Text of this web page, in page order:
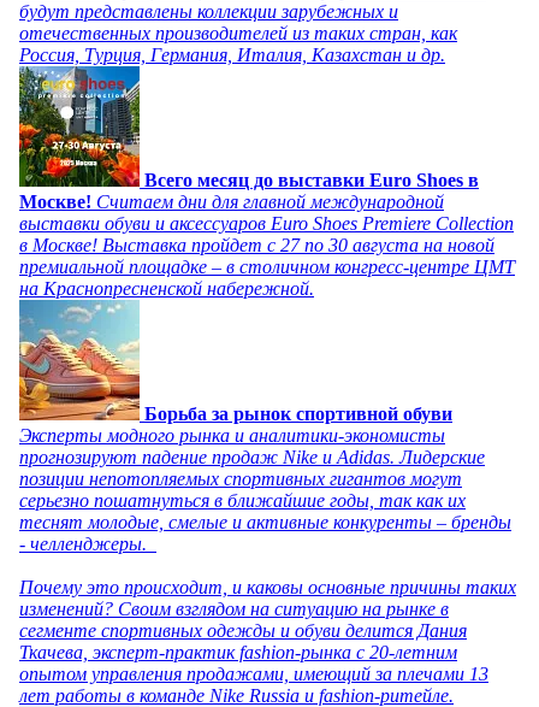
будут представлены коллекции зарубежных и
отечественных производителей из таких стран, как
Россия, Турция, Германия, Италия, Казахстан и др.
Всего месяц до выставки Euro Shoes в
Москве! Считаем дни для главной международной
выставки обуви и аксессуаров Euro Shoes Premiere Collection
в Москве! Выставка пройдет с 27 по 30 августа на новой
премиальной площадке – в столичном конгресс-центре ЦМТ
на Краснопресненской набережной.
Борьба за рынок спортивной обуви
Эксперты модного рынка и аналитики-экономисты
прогнозируют падение продаж Nike и Adidas. Лидерские
позиции непотопляемых спортивных гигантов могут
серьезно пошатнуться в ближайшие годы, так как их
теснят молодые, смелые и активные конкуренты – бренды
- челленджеры.
Почему это происходит, и каковы основные причины таких
изменений? Своим взглядом на ситуацию на рынке в
сегменте спортивных одежды и обуви делится Дания
Ткачева, эксперт-практик fashion-рынка с 20-летним
опытом управления продажами, имеющий за плечами 13
лет работы в команде Nike Russia и fashion-ритейле.